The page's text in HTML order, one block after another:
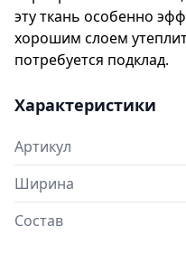
эту ткань особенно
хорошим слоем
потребуется подклад.
Характеристики
Артикул
Ширина
Состав